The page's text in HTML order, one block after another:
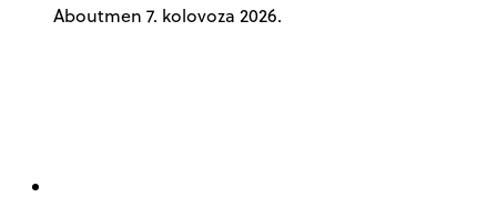
Aboutmen 7. kolovoza 2026.